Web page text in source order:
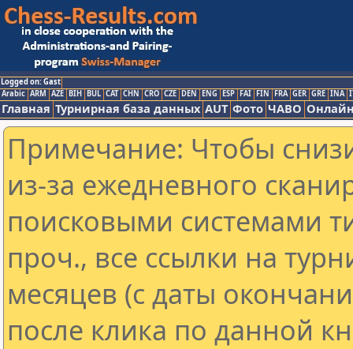
Logged on: Gast
Arabic ARM AZE BIH BUL CAT CHN CRO CZE DEN ENG ESP FAI FIN FRA GER GRE INA
Главная Турнирная база данных AUT Фото ЧАВО
Примечание: Чтобы
из-за ежедневного
поисковыми системами
проч., все ссылки на
месяцев (с даты
после клика по данной